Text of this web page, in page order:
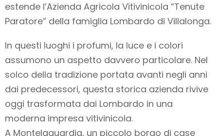
estende l’Azienda Agricola Vitivinicola “Tenute
Paratore” della famiglia Lombardo di Villalonga.
In questi luoghi i profumi, la luce e i colori
assumono un aspetto davvero particolare. Nel
solco della tradizione portata avanti negli anni
dai predecessori, questa storica azienda rivive
oggi trasformata dai Lombardo in una
moderna impresa vitivinicola.
A Montelaguardia, un piccolo borgo di case